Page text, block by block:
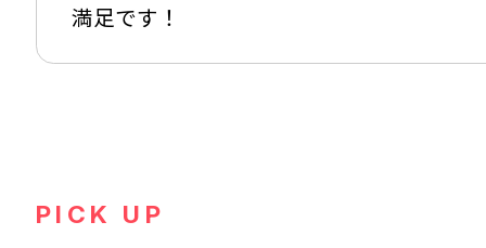
満足です！
PICK UP